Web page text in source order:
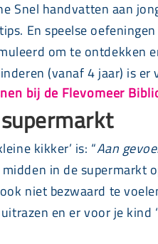
Snel handvatten aan
En speelse
om te ontdekken
(vanaf 4 jaar) is
bij de Flevomeer
kikker’ is: “Aan
in de supermarkt
niet bezwaard te
en er voor je